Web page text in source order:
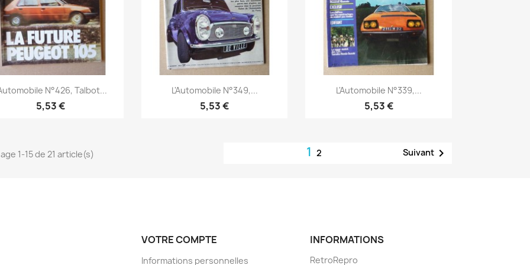
Aperçu rapide
N°426, Talbot...
5,53 €
Aperçu rapide
L'Automobile N°349,...
5,53 €
Aperçu rapide
L'Automobile N°339,...
5,53 €
1-15 de 21 article(s) 12 Suivant
VOTRE COMPTE
Informations personnelles
INFORMATIONS
RetroRepro